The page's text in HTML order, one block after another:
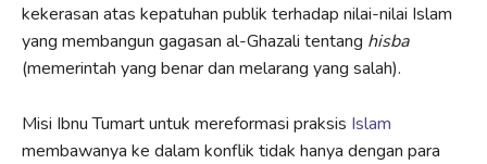
kekerasan atas kepatuhan publik terhadap nilai-nilai Islam
yang membangun gagasan al-Ghazali tentang hisba
(memerintah yang benar dan melarang yang salah).
Misi Ibnu Tumart untuk mereformasi praksis Islam
membawanya ke dalam konflik tidak hanya dengan para